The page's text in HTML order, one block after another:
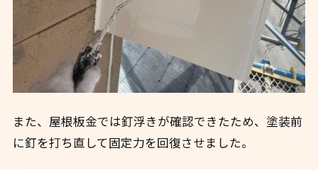
また、屋根板金では釘浮きが確認できたため、塗装前
に釘を打ち直して固定力を回復させました。